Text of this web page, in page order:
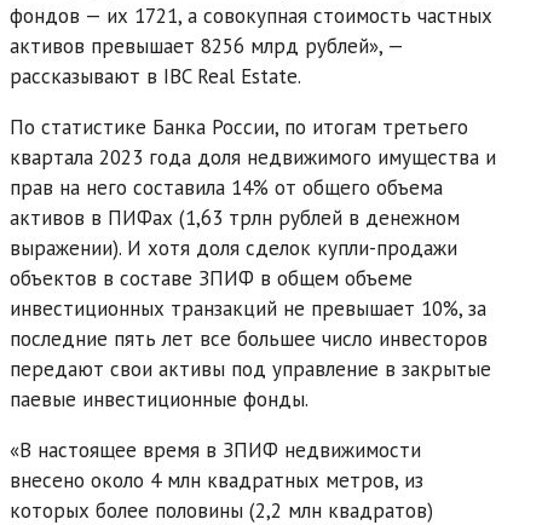
фондов — их 1721, а совокупная стоимость частных
активов превышает 8256 млрд рублей», —
рассказывают в IBC Real Estate.
По статистике Банка России, по итогам третьего
квартала 2023 года доля недвижимого имущества и
прав на него составила 14% от общего объема
активов в ПИФах (1,63 трлн рублей в денежном
выражении). И хотя доля сделок купли-продажи
объектов в составе ЗПИФ в общем объеме
инвестиционных транзакций не превышает 10%, за
последние пять лет все большее число инвесторов
передают свои активы под управление в закрытые
паевые инвестиционные фонды.
«В настоящее время в ЗПИФ недвижимости
внесено около 4 млн квадратных метров, из
которых более половины (2,2 млн квадратов)